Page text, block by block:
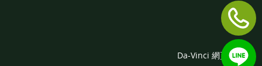
Da-Vinci 網頁設計